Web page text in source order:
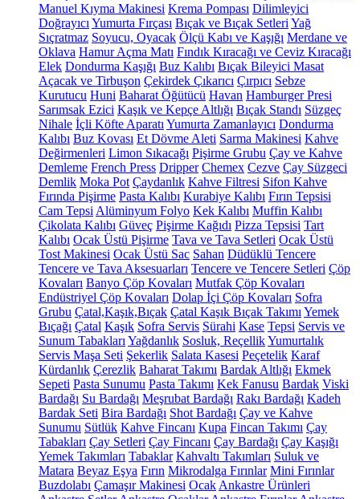
Manuel Kıyma Makinesi Krema Pompası Dilimleyici
Doğrayıcı Yumurta Fırçası Bıçak ve Bıçak Setleri Yağ
Sıçratmaz Soyucu, Oyacak Ölçü Kabı ve Kaşığı Merdane ve
Oklava Hamur Açma Matı Fındık Kıracağı ve Ceviz Kıracağı
Elek Dondurma Kaşığı Buz Kalıbı Bıçak Bileyici Masat
Açacak ve Tirbuşon Çekirdek Çıkarıcı Çırpıcı Sebze
Kurutucu Huni Baharat Öğütücü Havan Hamburger Presi
Sarımsak Ezici Kaşık ve Kepçe Altlığı Bıçak Standı Süzgeç
Nihale İçli Köfte Aparatı Yumurta Zamanlayıcı Dondurma
Kalıbı Buz Kovası Et Dövme Aleti Sarma Makinesi Kahve
Değirmenleri Limon Sıkacağı Pişirme Grubu Çay ve Kahve
Demleme French Press Dripper Chemex Cezve Çay Süzgeci
Demlik Moka Pot Çaydanlık Kahve Filtresi Sifon Kahve
Fırında Pişirme Pasta Kalıbı Kurabiye Kalıbı Fırın Tepsisi
Cam Tepsi Alüminyum Folyo Kek Kalıbı Muffin Kalıbı
Çikolata Kalıbı Güveç Pişirme Kağıdı Pizza Tepsisi Tart
Kalıbı Ocak Üstü Pişirme Tava ve Tava Setleri Ocak Üstü
Tost Makinesi Ocak Üstü Sac Sahan Düdüklü Tencere
Tencere ve Tava Aksesuarları Tencere ve Tencere Setleri Çöp
Kovaları Banyo Çöp Kovaları Mutfak Çöp Kovaları
Endüstriyel Çöp Kovaları Dolap İçi Çöp Kovaları Sofra
Grubu Çatal,Kaşık,Bıçak Çatal Kaşık Bıçak Takımı Yemek
Bıçağı Çatal Kaşık Sofra Servis Sürahi Kase Tepsi Servis ve
Sunum Tabakları Yağdanlık Sosluk, ReçellikYumurtalık
Servis Maşa Seti Şekerlik Salata Kasesi Peçetelik Karaf
Kürdanlık Çerezlik Baharat Takımı Bardak Altlığı Ekmek
Sepeti Pasta Sunumu Pasta Takımı Kek Fanusu Bardak Viski
Bardağı Su Bardağı Meşrubat Bardağı Rakı Bardağı Kadeh
Bardak Seti Bira Bardağı Shot Bardağı Çay ve Kahve
Sunumu Sütlük Kahve Fincanı Kupa Fincan Takımı Çay
Tabakları Çay Setleri Çay Fincanı Çay Bardağı Çay Kaşığı
Yemek Takımları Tabaklar Kahvaltı Takımları Suluk ve
Matara Beyaz Eşya Fırın Mikrodalga Fırınlar Mini Fırınlar
Buzdolabı Çamaşır Makinesi Ocak Ankastre Ürünleri